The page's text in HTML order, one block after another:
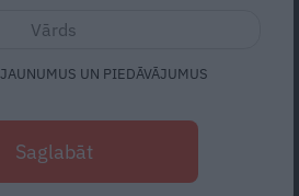
un Putins panāk svarīgu
– ko izlēmuši abu
UN PIEDĀVĀJUMUS
Saglabāt